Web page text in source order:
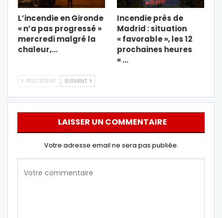
L’incendie en Gironde
« n’a pas progressé »
mercredi malgré la
chaleur,…
Incendie près de
Madrid : situation
« favorable », les 12
prochaines heures
« …
PRÉCÉDENT SUIVANT
LAISSER UN COMMENTAIRE
Votre adresse email ne sera pas publiée.